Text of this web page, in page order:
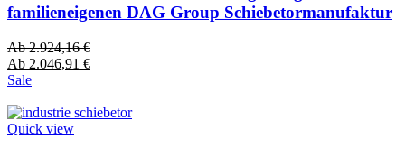
familieneigenen DAG Group Schiebetormanufaktur
Ab2.924,16€
Ab 2.046,91 €
Sale
Quick view